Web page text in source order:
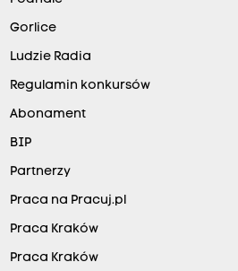
Gorlice
Ludzie Radia
Regulamin konkursów
Abonament
BIP
Partnerzy
Praca na Pracuj.pl
Praca Kraków
Praca Kraków